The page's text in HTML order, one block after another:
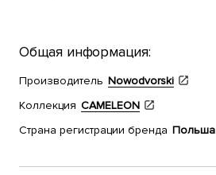
Общая информация:
Производитель Nowodvorski
Коллекция CAMELEON
Страна регистрации бренда Польша